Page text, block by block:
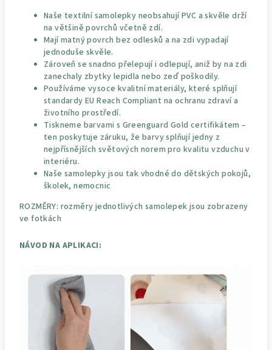
Naše textilní samolepky neobsahují PVC a skvěle drží
na většině povrchů včetně zdí.
Mají matný povrch bez odlesků a na zdi vypadají
jednoduše skvěle.
Zároveň se snadno přelepují i odlepují, aniž by na zdi
zanechaly zbytky lepidla nebo zeď poškodily.
Používáme vysoce kvalitní materiály, které splňují
standardy EU Reach Compliant na ochranu zdraví a
životního prostředí.
Tiskneme barvami s Greenguard Gold certifikátem –
ten poskytuje záruku, že barvy splňují jedny z
nejpřísnějších světových norem pro kvalitu vzduchu v
interiéru.
Naše samolepky jsou tak vhodné do dětských pokojů,
školek, nemocnic
ROZMĚRY: rozměry jednotlivých samolepek jsou zobrazeny
ve fotkách
NÁVOD NA APLIKACI: